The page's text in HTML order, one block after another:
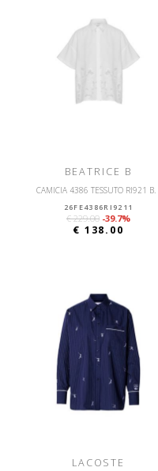
BEATRICE B
CAMICIA 4386 TESSUTO RI921 B.
26FE4386RI9211
€ 229.00 -39.7%
€ 138.00
LACOSTE